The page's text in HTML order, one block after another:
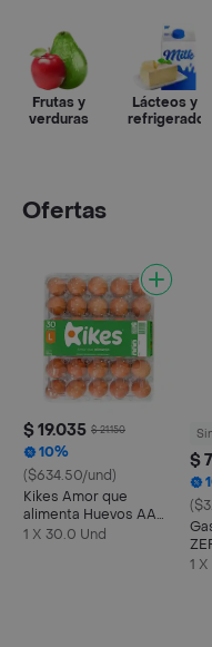
Frutas y
verduras
Lácteos y
refrigerados
Ofertas
$ 19.035 $ 21.150
10%
($634.50/und)
Kikes Amor que
alimenta Huevos AA
Rojos L
1 X 30.0 Und
$
1